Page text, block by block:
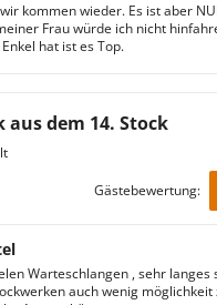
kommen wieder. Es ist aber
Frau würde ich nicht
hat ist es Top.
aus dem 14. Stock
Gästebewertung:
Warteschlangen , sehr langes
auch wenig möglichkeit